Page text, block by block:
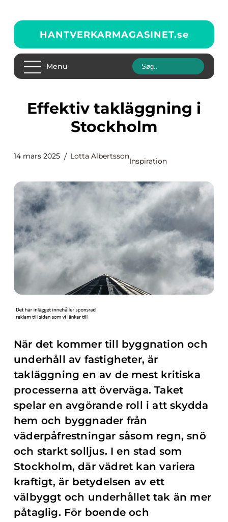
HANTVERKARMAGASINET.se
Menu
Effektiv takläggning i
Stockholm
14 mars 2025 Lotta Albertsson
Inspiration
När det kommer till byggnation och
underhåll av fastigheter, är
takläggning en av de mest kritiska
processerna att överväga. Taket
spelar en avgörande roll i att skydda
hem och byggnader från
väderpåfrestningar såsom regn, snö
och starkt solljus. I en stad som
Stockholm, där vädret kan variera
kraftigt, är betydelsen av ett
välbyggt och underhållet tak än mer
påtaglig. För boende och